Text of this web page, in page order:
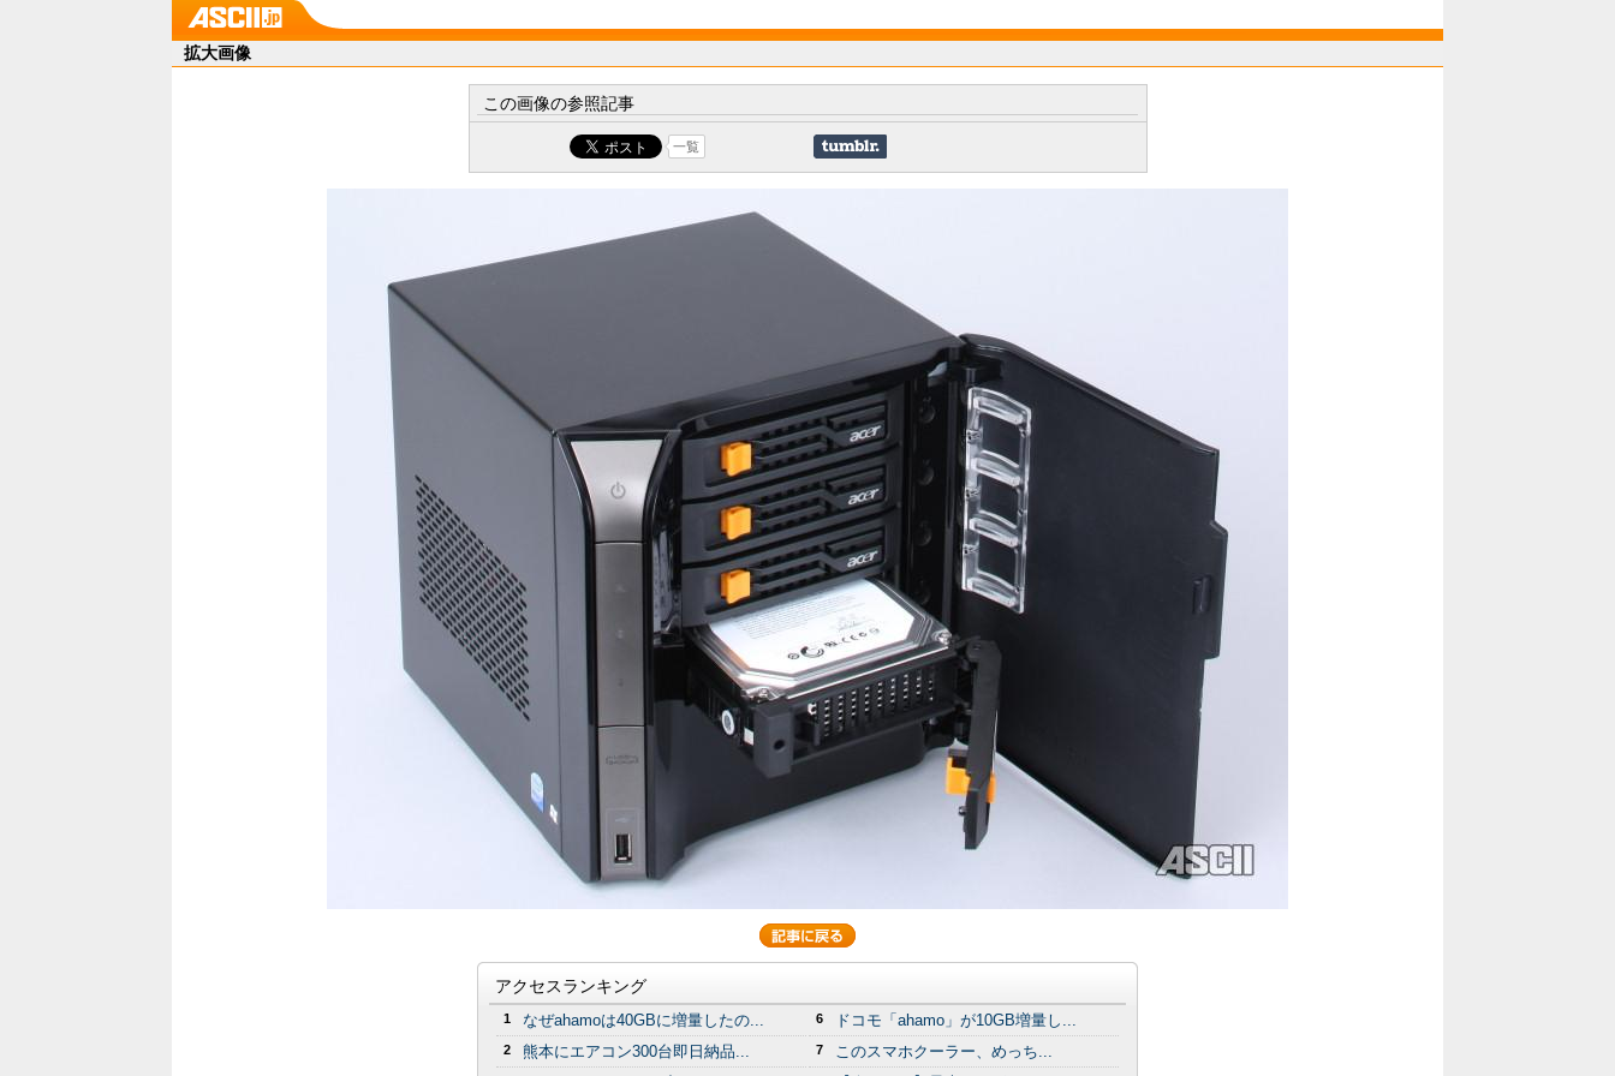
拡大画像
この画像の参照記事
一覧
アクセスランキング
1 なぜahamoは40GBに増量したの...
2 熊本にエアコン300台即日納品...
6 ドコモ「ahamo」が10GB増量し...
7 このスマホクーラー、めっち...